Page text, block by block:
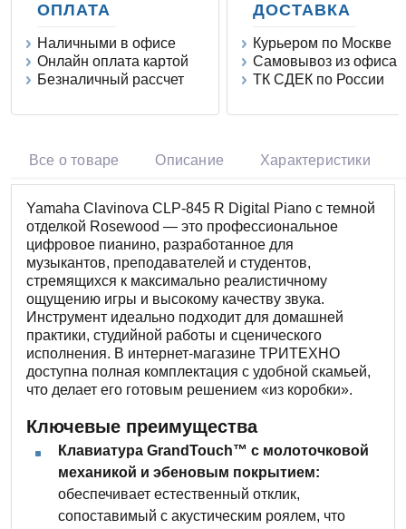
ОПЛАТА
Наличными в офисе
Онлайн оплата картой
Безналичный рассчет
ДОСТАВКА
Курьером по Москве
Самовывоз из офиса
ТК СДЕК по России
Все о товаре Описание Характеристики
Yamaha Clavinova CLP-845 R Digital Piano с темной
отделкой Rosewood — это профессиональное
цифровое пианино, разработанное для
музыкантов, преподавателей и студентов,
стремящихся к максимально реалистичному
ощущению игры и высокому качеству звука.
Инструмент идеально подходит для домашней
практики, студийной работы и сценического
исполнения. В интернет-магазине ТРИТЕХНО
доступна полная комплектация с удобной скамьей,
что делает его готовым решением «из коробки».
Ключевые преимущества
Клавиатура GrandTouch™ с молоточковой
механикой и эбеновым покрытием:
обеспечивает естественный отклик,
сопоставимый с акустическим роялем, что